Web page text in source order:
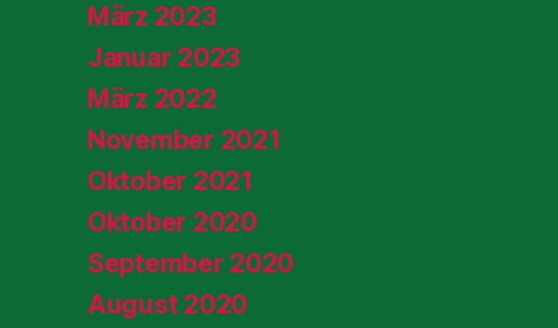
März 2023
Januar 2023
März 2022
November 2021
Oktober 2021
Oktober 2020
September 2020
August 2020